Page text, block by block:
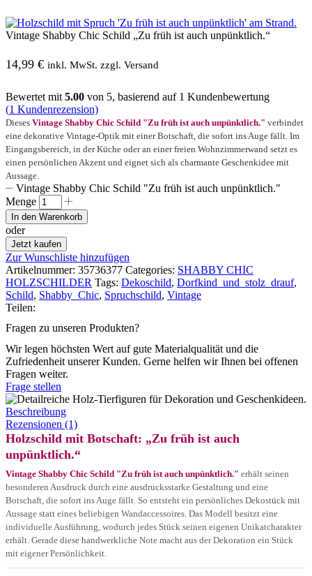
Vintage Shabby Chic Schild „Zu früh ist auch unpünktlich.“
14,99 € inkl. MwSt. zzgl. Versand
Bewertet mit 5.00 von 5, basierend auf 1 Kundenbewertung
(1 Kundenrezension)
Dieses Vintage Shabby Chic Schild "Zu früh ist auch unpünktlich." verbindet
eine dekorative Vintage-Optik mit einer Botschaft, die sofort ins Auge fällt. Im
Eingangsbereich, in der Küche oder an einer freien Wohnzimmerwand setzt es
einen persönlichen Akzent und eignet sich als charmante Geschenkidee mit
Aussage.
Vintage Shabby Chic Schild "Zu früh ist auch unpünktlich."
Menge
In den Warenkorb
oder
Jetzt kaufen
Zur Wunschliste hinzufügen
Artikelnummer: 35736377 Categories: SHABBY CHIC
HOLZSCHILDER Tags: Dekoschild, Dorfkind_und_stolz_drauf,
Schild, Shabby_Chic, Spruchschild, Vintage
Teilen:
Fragen zu unseren Produkten?
Wir legen höchsten Wert auf gute Materialqualität und die
Zufriedenheit unserer Kunden. Gerne helfen wir Ihnen bei offenen
Fragen weiter.
Frage stellen
Beschreibung
Rezensionen (1)
Holzschild mit Botschaft: „Zu früh ist auch
unpünktlich.“
Vintage Shabby Chic Schild "Zu früh ist auch unpünktlich." erhält seinen
besonderen Ausdruck durch eine ausdrucksstarke Gestaltung und eine
Botschaft, die sofort ins Auge fällt. So entsteht ein persönliches Dekostück mit
Aussage statt eines beliebigen Wandaccessoires. Das Modell besitzt eine
individuelle Ausführung, wodurch jedes Stück seinen eigenen Unikatcharakter
erhält. Gerade diese handwerkliche Note macht aus der Dekoration ein Stück
mit eigener Persönlichkeit.